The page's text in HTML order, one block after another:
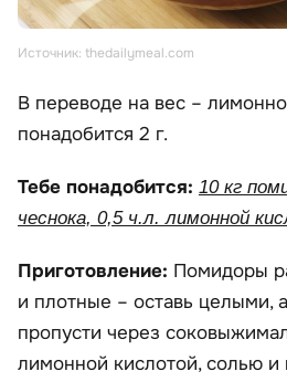
Источник: thedailymeal.com
В переводе на вес –
понадобится 2 г.
Тебе понадобится: 10 кг
чеснока, 0,5 ч.л. лимонной
Приготовление: Помидоры
и плотные – оставь целыми,
пропусти через
лимонной кислотой, солью и